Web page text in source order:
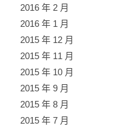
2016 年 2 月
2016 年 1 月
2015 年 12 月
2015 年 11 月
2015 年 10 月
2015 年 9 月
2015 年 8 月
2015 年 7 月